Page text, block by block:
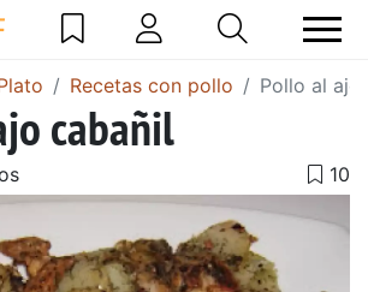
Recetas con pollo Pollo al ajo
cabañil